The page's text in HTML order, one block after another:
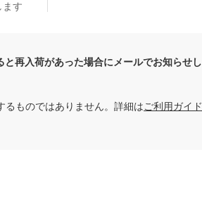
ます
と再入荷があった場合にメールでお知らせし
ものではありません。詳細はご利用ガイド